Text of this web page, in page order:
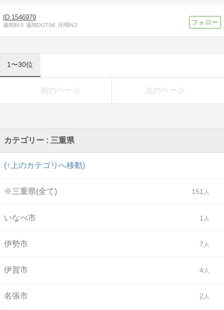
1546979
週間IN:0 週間OUT:56 月間IN:2
1〜30位
前のページ 次のページ
カテゴリー : 三重県
(↑上のカテゴリへ移動)
※三重県(全て) 151
いなべ市 1
伊勢市 7
伊賀市 4
名張市 2